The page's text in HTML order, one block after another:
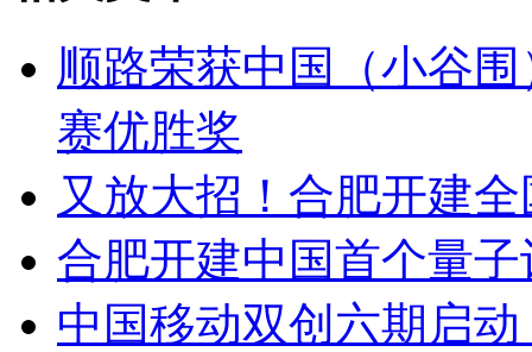
顺路荣获中国（小谷
赛优胜奖
又放大招！合肥开建
合肥开建中国首个量子
中国移动双创六期启